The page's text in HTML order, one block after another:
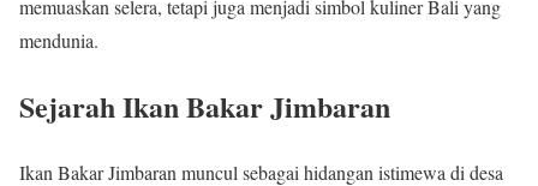
memuaskan selera, tetapi juga menjadi simbol kuliner Bali yang
mendunia.
Sejarah Ikan Bakar Jimbaran
Ikan Bakar Jimbaran muncul sebagai hidangan istimewa di desa